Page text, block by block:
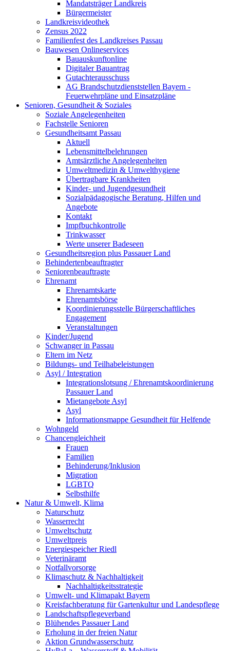
Mandatsträger Landkreis
Bürgermeister
Landkreisvideothek
Zensus 2022
Familienfest des Landkreises Passau
Bauwesen Onlineservices
Bauauskunftonline
Digitaler Bauantrag
Gutachterausschuss
AG Brandschutzdienststellen Bayern -
Feuerwehrpläne und Einsatzpläne
Senioren, Gesundheit & Soziales
Soziale Angelegenheiten
Fachstelle Senioren
Gesundheitsamt Passau
Aktuell
Lebensmittelbelehrungen
Amtsärztliche Angelegenheiten
Umweltmedizin & Umwelthygiene
Übertragbare Krankheiten
Kinder- und Jugendgesundheit
Sozialpädagogische Beratung, Hilfen und
Angebote
Kontakt
Impfbuchkontrolle
Trinkwasser
Werte unserer Badeseen
Gesundheitsregion plus Passauer Land
Behindertenbeauftragter
Seniorenbeauftragte
Ehrenamt
Ehrenamtskarte
Ehrenamtsbörse
Koordinierungsstelle Bürgerschaftliches
Engagement
Veranstaltungen
Kinder/Jugend
Schwanger in Passau
Eltern im Netz
Bildungs- und Teilhabeleistungen
Asyl / Integration
Integrationslotsung / Ehrenamtskoordinierung
Passauer Land
Mietangebote Asyl
Asyl
Informationsmappe Gesundheit für Helfende
Wohngeld
Chancengleichheit
Frauen
Familien
Behinderung/Inklusion
Migration
LGBTQ
Selbsthilfe
Natur & Umwelt, Klima
Naturschutz
Wasserrecht
Umweltschutz
Umweltpreis
Energiespeicher Riedl
Veterinäramt
Notfallvorsorge
Klimaschutz & Nachhaltigkeit
Nachhaltigkeitsstrategie
Umwelt- und Klimapakt Bayern
Kreisfachberatung für Gartenkultur und Landespflege
Landschaftspflegeverband
Blühendes Passauer Land
Erholung in der freien Natur
Aktion Grundwasserschutz